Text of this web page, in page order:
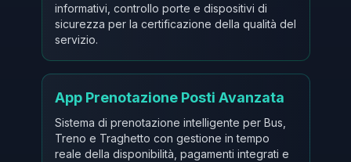
informativi, controllo porte e dispositivi di
sicurezza per la certificazione della qualità del
servizio.
App Prenotazione Posti Avanzata
Sistema di prenotazione intelligente per Bus,
Treno e Traghetto con gestione in tempo
reale della disponibilità, pagamenti integrati e